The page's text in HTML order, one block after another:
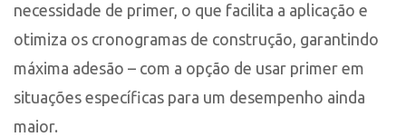
necessidade de primer, o que facilita a aplicação e
otimiza os cronogramas de construção, garantindo
máxima adesão – com a opção de usar primer em
situações específicas para um desempenho ainda
maior.